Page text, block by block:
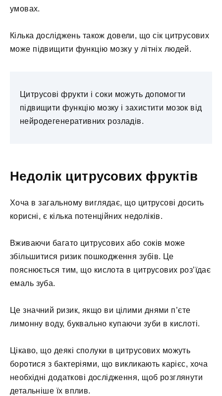
умовах.
Кілька досліджень також довели, що сік цитрусових
може підвищити функцію мозку у літніх людей.
Цитрусові фрукти і соки можуть допомогти
підвищити функцію мозку і захистити мозок від
нейродегенеративних розладів.
Недолік цитрусових фруктів
Хоча в загальному виглядає, що цитрусові досить
корисні, є кілька потенційних недоліків.
Вживаючи багато цитрусових або соків може
збільшитися ризик пошкодження зубів. Це
пояснюється тим, що кислота в цитрусових роз’їдає
емаль зуба.
Це значний ризик, якщо ви цілими днями п’єте
лимонну воду, буквально купаючи зуби в кислоті.
Цікаво, що деякі сполуки в цитрусових можуть
боротися з бактеріями, що викликають карієс, хоча
необхідні додаткові дослідження, щоб розглянути
детальніше їх вплив.